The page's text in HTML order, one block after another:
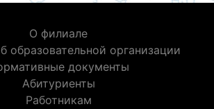
О филиале
образовательной организации
документы
Абитуриенты
Работникам